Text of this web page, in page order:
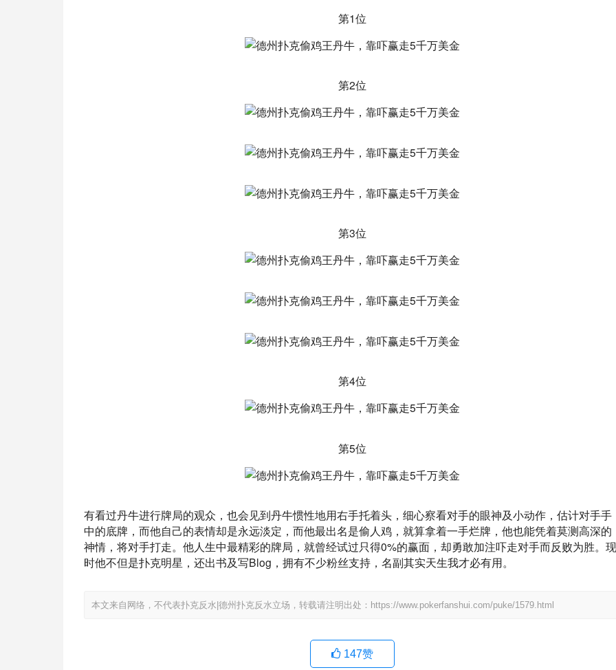
第1位
第2位
第3位
第4位
第5位
有看过丹牛进行牌局的观众，也会见到丹牛惯性地用右手托着头，细心察看对手的眼神及小动作，估计对手手
中的底牌，而他自己的表情却是永远淡定，而他最出名是偷人鸡，就算拿着一手烂牌，他也能凭着莫测高深的
神情，将对手打走。他人生中最精彩的牌局，就曾经试过只得0%的赢面，却勇敢加注吓走对手而反败为胜。现
时他不但是扑克明星，还出书及写Blog，拥有不少粉丝支持，名副其实天生我才必有用。
本文来自网络，不代表扑克反水|德州扑克反水立场，转载请注明出处：https://www.pokerfanshui.com/puke/1579.html
147赞